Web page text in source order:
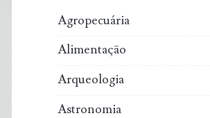
Agropecuária
Alimentação
Arqueologia
Astronomia